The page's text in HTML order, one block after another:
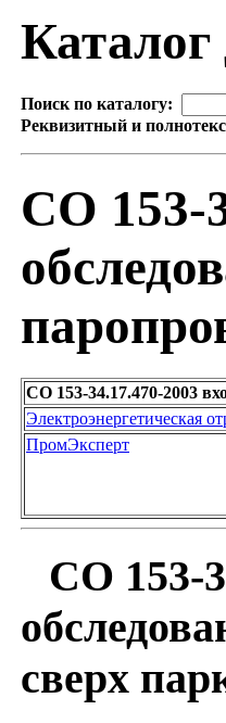
Каталог
Поиск по каталогу:
Реквизитный и
СО 153-
СО 153-34.17.470-2003
Электроэнергетическая
ПромЭксперт
СО 153-
сверх